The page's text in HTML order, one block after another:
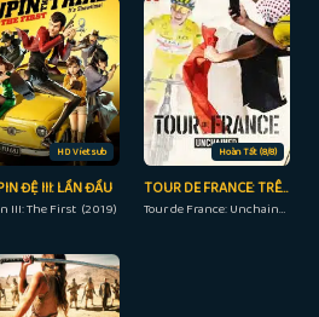
HD Vietsub
ĐỆ III: LẦN ĐẦU
III: The First (2019)
Hoàn Tất (8/8)
TOUR DE FRANCE: TRÊN TỪNG DẶM ĐƯỜNG
Tour de France: Unchained (2023)